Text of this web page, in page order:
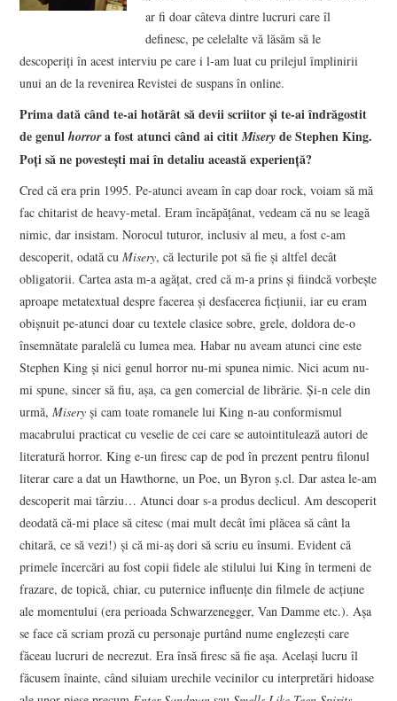
ar fi doar câteva dintre lucruri care îl
definesc, pe celelalte vă lăsăm să le
descoperiți în acest interviu pe care i l-am luat cu prilejul împlinirii
unui an de la revenirea Revistei de suspans în online.
Prima dată când te-ai hotărât să devii scriitor și te-ai îndrăgostit
de genulhorrora fost atunci când ai cititMisery de Stephen King.
Poți să ne povestești mai în detaliu această experiență?
Cred că era prin 1995. Pe-atunci aveam în cap doar rock, voiam să mă
fac chitarist de heavy-metal. Eram încăpățânat, vedeam că nu se leagă
nimic, dar insistam. Norocul tuturor, inclusiv al meu, a fost c-am
descoperit, odată cuMisery, că lecturile pot să fie și altfel decât
obligatorii. Cartea asta m-a agățat, cred că m-a prins și fiindcă vorbește
aproape metatextual despre facerea și desfacerea ficțiunii, iar eu eram
obișnuit pe-atunci doar cu textele clasice sobre, grele, doldora de-o
însemnătate paralelă cu lumea mea. Habar nu aveam atunci cine este
Stephen King și nici genul horror nu-mi spunea nimic. Nici acum nu-
mi spune, sincer să fiu, așa, ca gen comercial de librărie. Și-n cele din
urmă,Misery și cam toate romanele lui King n-au conformismul
macabrului practicat cu veselie de cei care se autointitulează autori de
literatură horror. King e-un firesc cap de pod în prezent pentru filonul
literar care a dat un Hawthorne, un Poe, un Byron ș.cl. Dar astea le-am
descoperit mai târziu… Atunci doar s-a produs declicul. Am descoperit
deodată că-mi place să citesc (mai mult decât îmi plăcea să cânt la
chitară, ce să vezi!) și că mi-aș dori să scriu eu însumi. Evident că
primele încercări au fost copii fidele ale stilului lui King în termeni de
frazare, de topică, chiar, cu puternice influențe din filmele de acțiune
ale momentului (era perioada Schwarzenegger, Van Damme etc.). Așa
se face că scriam proză cu personaje purtând nume englezești care
făceau lucruri de necrezut. Era însă firesc să fie așa. Același lucru îl
făcusem înainte, când siluiam urechile vecinilor cu interpretări hidoase